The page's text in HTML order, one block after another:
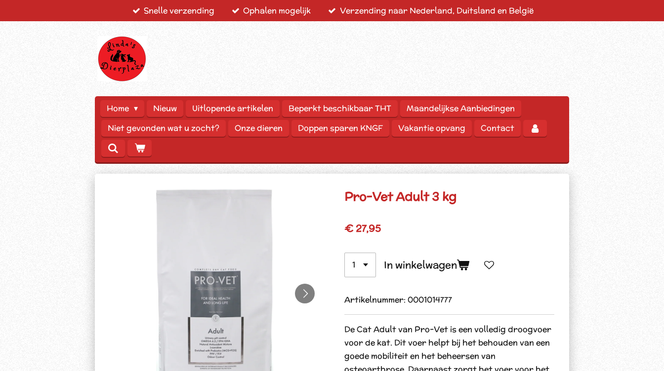
Snelle verzending Ophalen mogelijk Verzending naar Nederland, Duitsland en België
Home Nieuw Uitlopende artikelen Beperkt beschikbaar THT
Maandelijkse Aanbiedingen
Niet gevonden wat u zocht?
Onze dieren Doppen sparen KNGF Vakantie opvang Contact
Pro-Vet Adult 3 kg
€ 27,95
In winkelwagen
Artikelnummer: 0001014777
De Cat Adult van Pro-Vet is een volledig droogvoer
voor de kat. Dit voer helpt bij het behouden van een
goede mobiliteit en het beheersen van